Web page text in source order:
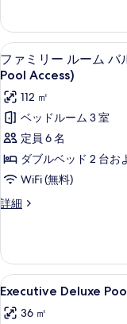
す
る
Room)
の
す
べ
て
の
写
真
を
表
る
Twin
Room)
の
詳
細
の
写
真
を
表
示
す
る
Double
Bed
の
詳
フ
ァ
ミ
リ
ー
ル
ー
ム
コ
ニ
ー
(Family
6
ファミリー ルーム
Pool Access)
112 ㎡
ベッドルーム 3 室
定員 6 名
ダブルベッド 2 台お
WiFi (無料)
詳細
フ
ー
ル
ー
バ
Executive
Deluxe
Pool
6
Executive Deluxe
36 ㎡